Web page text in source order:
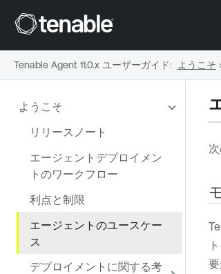
ようこそ
リリースノート
エージェントデプロイメン
トのワークフロー
利点と制限
エージェントのユースケー
ス
デプロイメントに関する考
Tenable Agent 11.0.x ユーザーガイド: ようこそ